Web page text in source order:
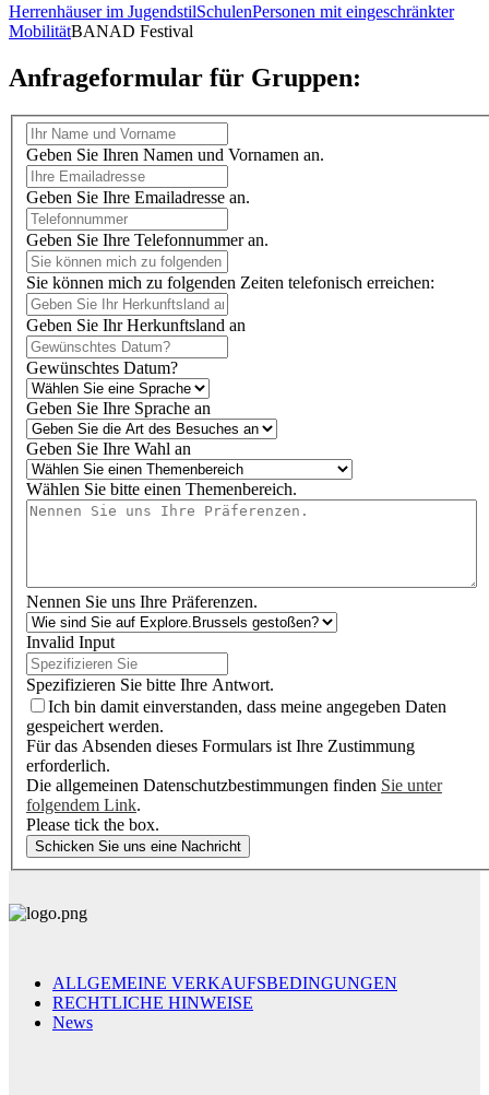
Herrenhäuser im JugendstilSchulenPersonen mit eingeschränkter
MobilitätBANAD Festival
Anfrageformular für Gruppen:
Geben Sie Ihren Namen und Vornamen an.
Geben Sie Ihre Emailadresse an.
Geben Sie Ihre Telefonnummer an.
Sie können mich zu folgenden Zeiten telefonisch erreichen:
Geben Sie Ihr Herkunftsland an
Gewünschtes Datum?
Geben Sie Ihre Sprache an
Geben Sie Ihre Wahl an
Wählen Sie bitte einen Themenbereich.
Nennen Sie uns Ihre Präferenzen.
Invalid Input
Spezifizieren Sie bitte Ihre Antwort.
Ich bin damit einverstanden, dass meine angegeben Daten
gespeichert werden.
Für das Absenden dieses Formulars ist Ihre Zustimmung
erforderlich.
Die allgemeinen Datenschutzbestimmungen finden Sie unter
folgendem Link.
Please tick the box.
Schicken Sie uns eine Nachricht
ALLGEMEINE VERKAUFSBEDINGUNGEN
RECHTLICHE HINWEISE
News